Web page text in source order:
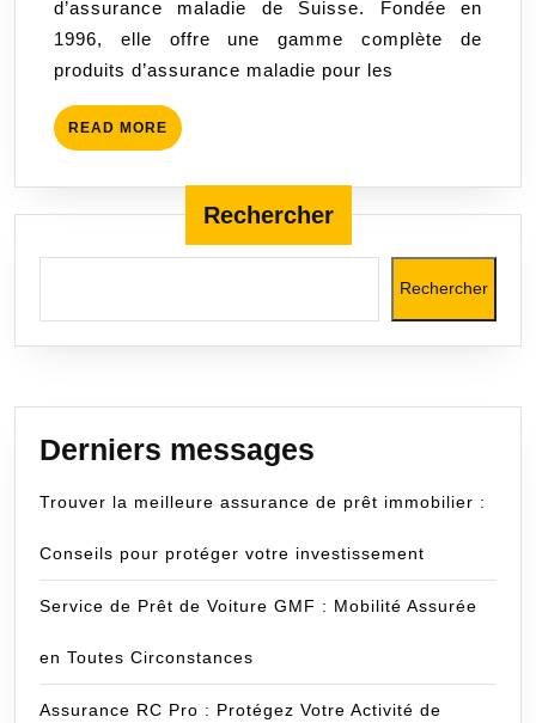
et
responsable
d’assurance maladie de Suisse. Fondée en
1996, elle offre une gamme complète de
produits d’assurance maladie pour les
READ MORE READ
MORE
Rechercher
Rechercher
Derniers messages
Trouver la meilleure assurance de prêt immobilier :
Conseils pour protéger votre investissement
Service de Prêt de Voiture GMF : Mobilité Assurée
en Toutes Circonstances
Assurance RC Pro : Protégez Votre Activité de